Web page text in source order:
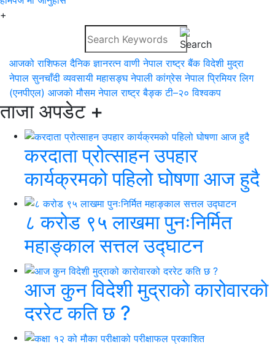
+
आजको राशिफल दैनिक ज्ञानरत्न वाणी नेपाल राष्ट्र बैंक विदेशी मुद्रा
नेपाल सुनचाँदी व्यवसायी महासङ्घ नेपाली कांग्रेस नेपाल प्रिमियर लिग
(एनपीएल) आजको मौसम नेपाल राष्ट्र बैङ्क टी–२० विश्वकप
ताजा अपडेट +
करदाता प्रोत्साहन उपहार
कार्यक्रमको पहिलो घोषणा आज हुदै
८ करोड ९५ लाखमा पुनःनिर्मित
महाङ्काल सत्तल उद्घाटन
आज कुन विदेशी मुद्राको कारोवारको
दररेट कति छ ?